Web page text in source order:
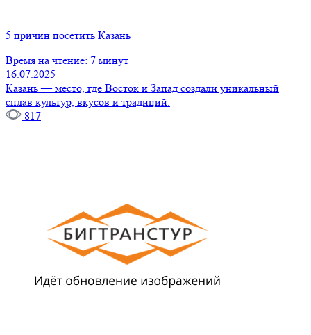
5 причин посетить Казань
Время на чтение: 7 минут
16.07.2025
Казань — место, где Восток и Запад создали уникальный
сплав культур, вкусов и традиций.
817